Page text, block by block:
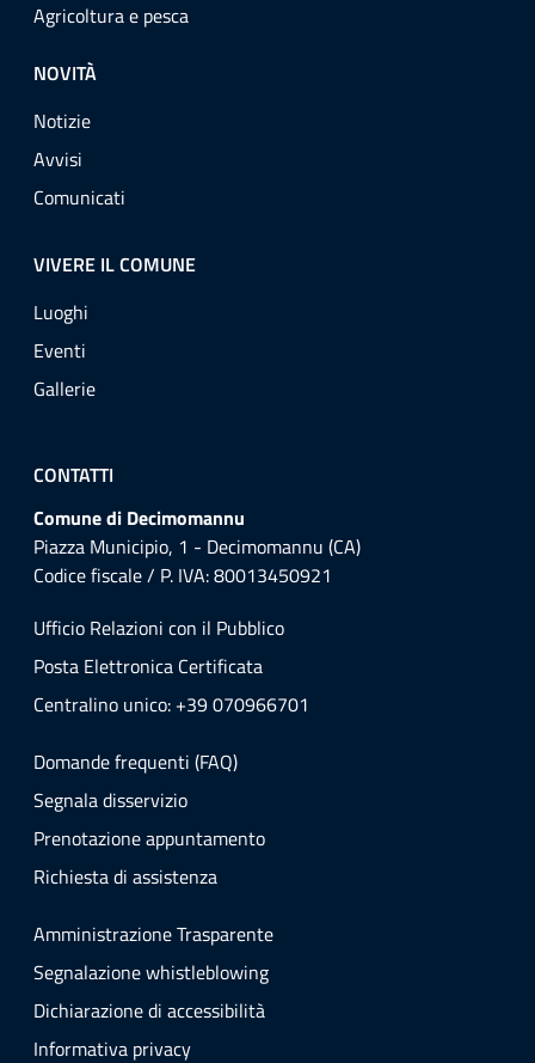
Agricoltura e pesca
NOVITÀ
Notizie
Avvisi
Comunicati
VIVERE IL COMUNE
Luoghi
Eventi
Gallerie
CONTATTI
Comune di Decimomannu
Piazza Municipio, 1 - Decimomannu (CA)
Codice fiscale / P. IVA: 80013450921
Ufficio Relazioni con il Pubblico
Posta Elettronica Certificata
Centralino unico: +39 070966701
Domande frequenti (FAQ)
Segnala disservizio
Prenotazione appuntamento
Richiesta di assistenza
Amministrazione Trasparente
Segnalazione whistleblowing
Dichiarazione di accessibilità
Informativa privacy